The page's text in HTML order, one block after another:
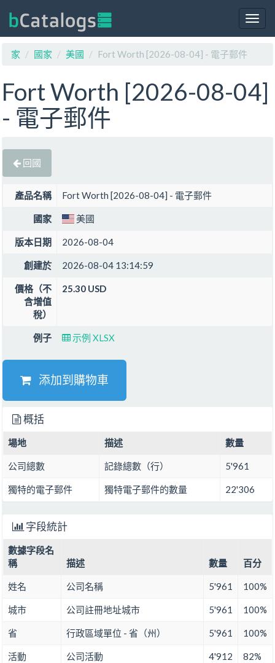
家
國家 美國 Fort Worth [2026-08-04] - 電子郵件
Fort Worth [2026-08-04]
- 電子郵件
回國
產品名稱 Fort Worth [2026-08-04] - 電子郵件
國家 美國
版本日期 2026-08-04
創建於 2026-08-04 13:14:59
價格（不
含增值
稅）
25.30 USD
例子 示例 XLSX
添加到購物車
概括
場地 描述 數量
公司總數 記錄總數（行） 5'961
獨特的電子郵件 獨特電子郵件的數量 22'306
字段統計
數據字段名
稱
描述 數量 百分
姓名 公司名稱 5'961 100%
城市 公司註冊地址城市 5'961 100%
省 行政區域單位 - 省（州） 5'961 100%
活動 公司活動 4'912 82%